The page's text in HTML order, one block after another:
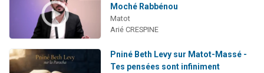
Moché Rabbénou
Matot
Arié CRESPINE
Pniné Beth Levy sur Matot-Massé -
Tes pensées sont infiniment